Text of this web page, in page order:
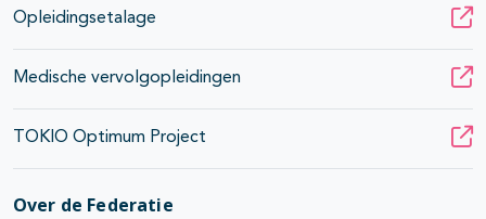
Opleidingsetalage
Medische vervolgopleidingen
TOKIO Optimum Project
Over de Federatie